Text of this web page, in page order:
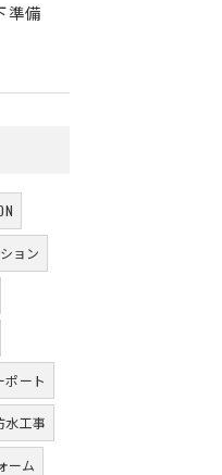
準備
ョン
ポート
水工事
ーム